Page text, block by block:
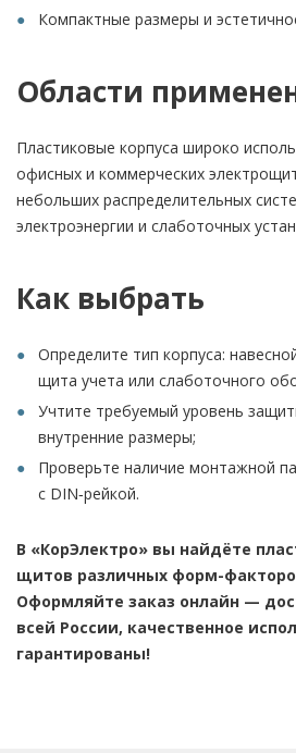
Компактные размеры и
Области
Пластиковые корпуса широко
офисных и коммерческих
небольших распределительных
электроэнергии и слаботочных
Как выбрать
Определите тип корпуса:
щита учета или слаботочного
Учтите требуемый уровень
внутренние размеры;
Проверьте наличие монтажной
с DIN‑рейкой.
В «КорЭлектро» вы найдёте
щитов различных форм-
Оформляйте заказ онлайн —
всей России, качественное
гарантированы!